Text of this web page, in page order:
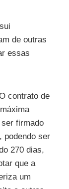
de outras
essas
contrato de
firmado
podendo ser
270 dias,
que a
um